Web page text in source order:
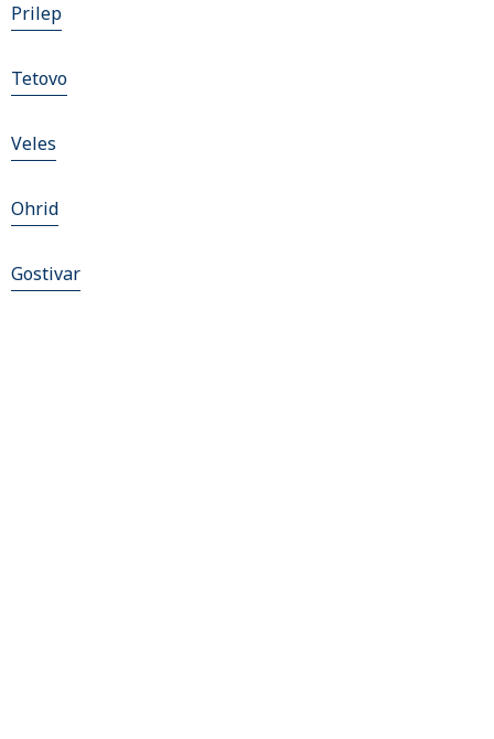
Prilep
Tetovo
Veles
Ohrid
Gostivar